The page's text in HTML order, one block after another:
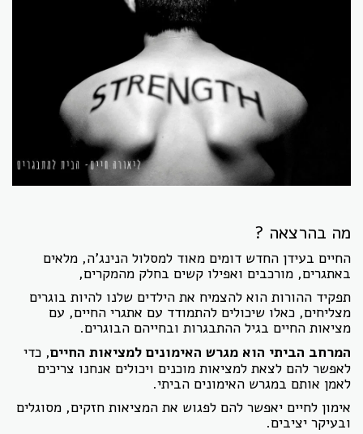
מה בהרצאה ?
החיים בעידן החדש דומים מאוד למסלול הנינג'ה, מלאים
באתגרים, מורכבים ואפילו קשים בחלק מהמקרים,
תפקיד ההורות הוא להצמיח את הילדים שלנו להיות בוגרים
מצליחים, כאלו שיכולים להתמודד עם אתגרי החיים, עם
מציאות החיים בגיל ההתבגרות ובחייהם הבוגרים.
המרחב הביתי הוא מגרש האימונים למציאות החיים, כדי
לאפשר להם לצאת למציאות מוכנים ויכולים אנחנו צריכים
לאמן אותם במגרש האימונים הביתי.
אימון לחיים יאפשר להם לפגוש את המציאות חזקים, מסוגלים
ובעיקר יציבים.